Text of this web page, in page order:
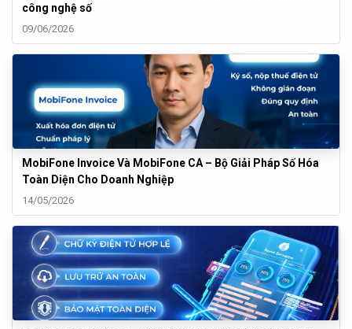
công nghệ số
09/06/2026
MobiFone Invoice Và MobiFone CA – Bộ Giải Pháp Số Hóa
Toàn Diện Cho Doanh Nghiệp
14/05/2026